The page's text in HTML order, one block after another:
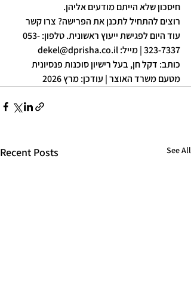
חיסכון שלא הייתם מודעים אליהן.
רוצים להתחיל לתכנן את הפרישה? צרו קשר
עוד היום לפגישת ייעוץ ראשונית. טלפון: 053-
323-7337 | מייל: dekel@dprisha.co.il
כותב: דקל חן, בעל רישיון סוכנות פנסיונית
מטעם משרד האוצר | עודכן: מרץ 2026
Recent Posts See All